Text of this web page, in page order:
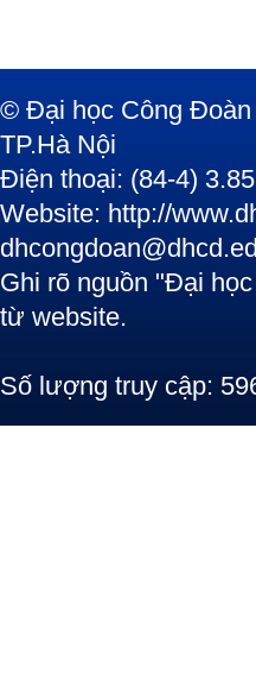
© Đại học Công
TP.Hà Nội
Điện thoại: (84-4)
Website: http://
Ghi rõ nguồn "Đại
từ website.
Số lượng truy cập: